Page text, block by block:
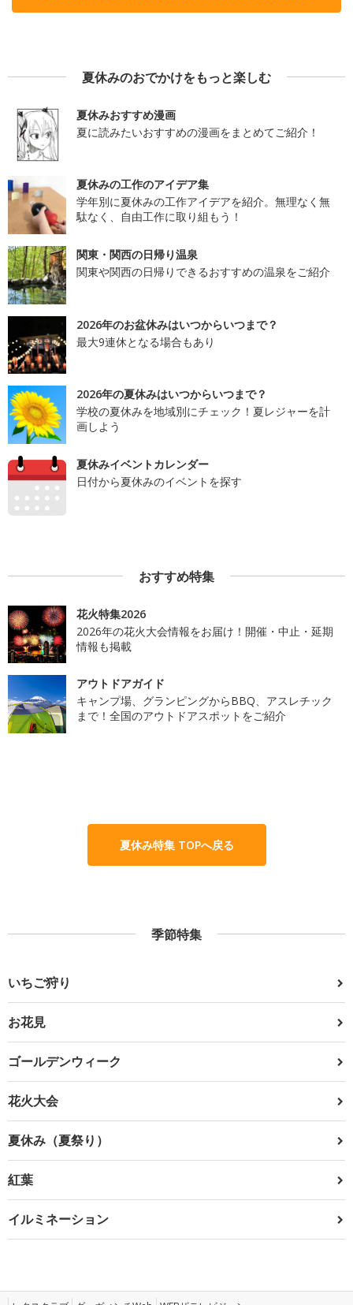
夏休みのおでかけをもっと楽しむ
夏休みおすすめ漫画
夏に読みたいおすすめの漫画をまとめてご紹介！
夏休みの工作のアイデア集
学年別に夏休みの工作アイデアを紹介。無理なく無
駄なく、自由工作に取り組もう！
関東・関西の日帰り温泉
関東や関西の日帰りできるおすすめの温泉をご紹介
2026年のお盆休みはいつからいつまで？
最大9連休となる場合もあり
2026年の夏休みはいつからいつまで？
学校の夏休みを地域別にチェック！夏レジャーを計
画しよう
夏休みイベントカレンダー
日付から夏休みのイベントを探す
おすすめ特集
花火特集2026
2026年の花火大会情報をお届け！開催・中止・延期
情報も掲載
アウトドアガイド
キャンプ場、グランピングからBBQ、アスレチック
まで！全国のアウトドアスポットをご紹介
夏休み特集 TOPへ戻る
季節特集
いちご狩り
お花見
ゴールデンウィーク
花火大会
夏休み（夏祭り）
紅葉
イルミネーション